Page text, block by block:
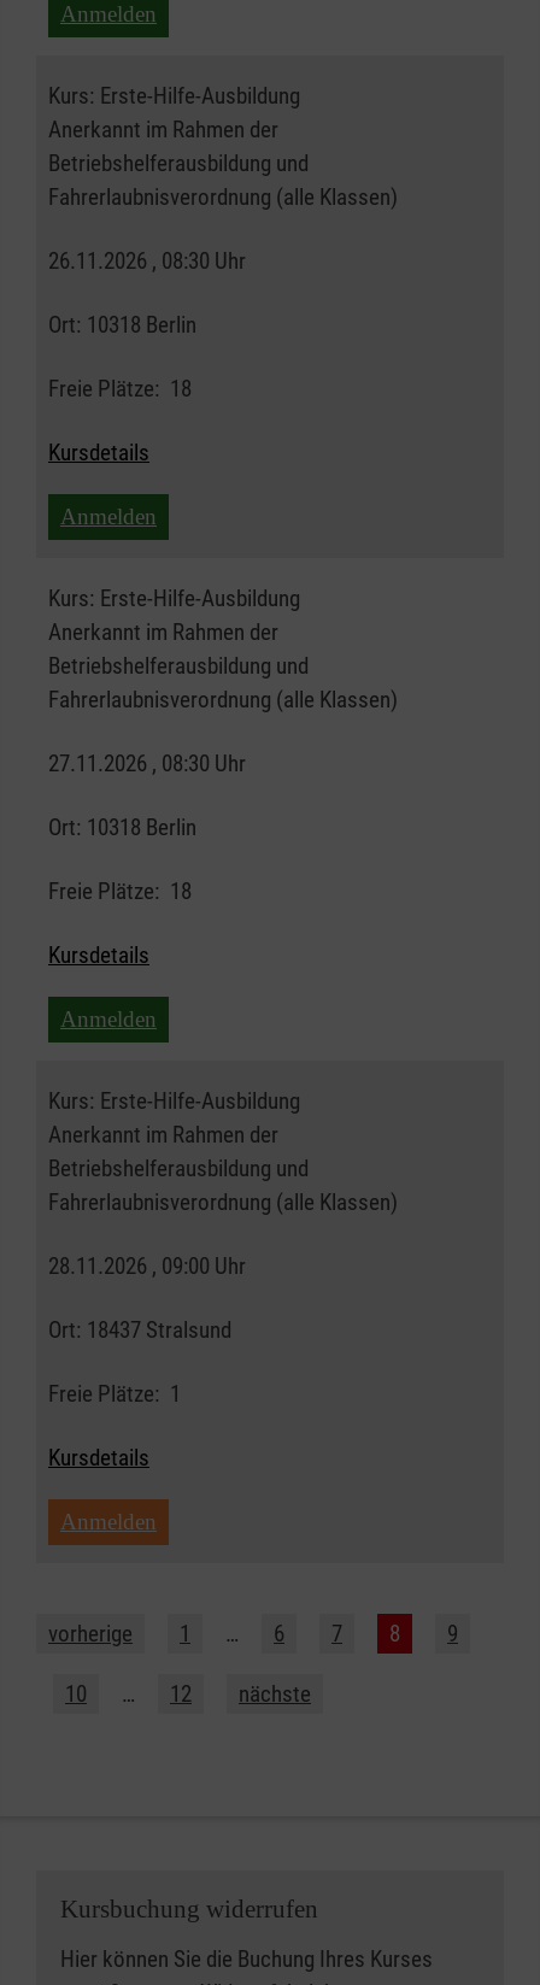
Anmelden
Kurs: Erste-Hilfe-Ausbildung
Anerkannt im Rahmen der
Betriebshelferausbildung und
Fahrerlaubnisverordnung (alle Klassen)
26.11.2026 , 08:30 Uhr
Ort: 10318 Berlin
Freie Plätze: 18
Kursdetails
Anmelden
Kurs: Erste-Hilfe-Ausbildung
Anerkannt im Rahmen der
Betriebshelferausbildung und
Fahrerlaubnisverordnung (alle Klassen)
27.11.2026 , 08:30 Uhr
Ort: 10318 Berlin
Freie Plätze: 18
Kursdetails
Anmelden
Kurs: Erste-Hilfe-Ausbildung
Anerkannt im Rahmen der
Betriebshelferausbildung und
Fahrerlaubnisverordnung (alle Klassen)
28.11.2026 , 09:00 Uhr
Ort: 18437 Stralsund
Freie Plätze: 1
Kursdetails
Anmelden
vorherige 1 … 6 7 8 9
10 … 12 nächste
Kursbuchung widerrufen
Hier können Sie die Buchung Ihres Kurses